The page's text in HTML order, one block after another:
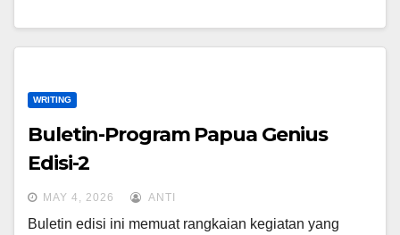
WRITING
Buletin-Program Papua Genius
Edisi-2
MAY 4, 2026 ANTI
Buletin edisi ini memuat rangkaian kegiatan yang